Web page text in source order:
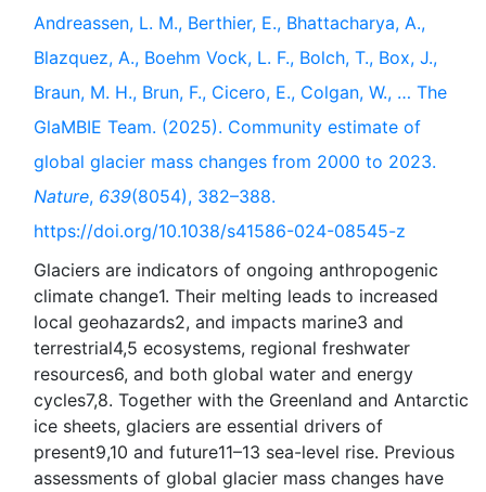
Andreassen, L. M., Berthier, E., Bhattacharya, A.,
Blazquez, A., Boehm Vock, L. F., Bolch, T., Box, J.,
Braun, M. H., Brun, F., Cicero, E., Colgan, W., … The
GlaMBIE Team. (2025). Community estimate of
global glacier mass changes from 2000 to 2023.
Nature, 639(8054), 382–388.
https://doi.org/10.1038/s41586-024-08545-z
Glaciers are indicators of ongoing anthropogenic
climate change1. Their melting leads to increased
local geohazards2, and impacts marine3 and
terrestrial4,5 ecosystems, regional freshwater
resources6, and both global water and energy
cycles7,8. Together with the Greenland and Antarctic
ice sheets, glaciers are essential drivers of
present9,10 and future11–13 sea-level rise. Previous
assessments of global glacier mass changes have